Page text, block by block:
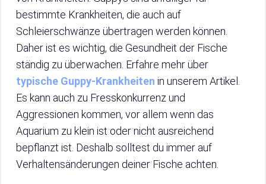
bestimmte Krankheiten, die auch auf
Schleierschwänze übertragen werden können.
Daher ist es wichtig, die Gesundheit der Fische
ständig zu überwachen. Erfahre mehr über
typische Guppy-Krankheiten in unserem Artikel.
Es kann auch zu Fresskonkurrenz und
Aggressionen kommen, vor allem wenn das
Aquarium zu klein ist oder nicht ausreichend
bepflanzt ist. Deshalb solltest du immer auf
Verhaltensänderungen deiner Fische achten.